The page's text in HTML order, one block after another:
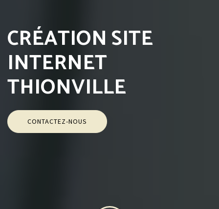
CRÉATION SITE
INTERNET
THIONVILLE
CONTACTEZ-NOUS